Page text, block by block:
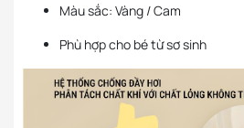
Màu sắc: Vàng / Cam
Phù hợp cho bé từ sơ sinh